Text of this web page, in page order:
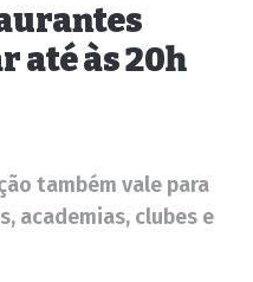
até às 20h
também vale para
academias, clubes e